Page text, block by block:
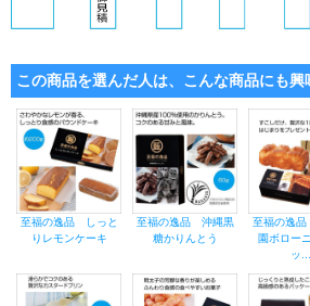
この商品を選んだ人は、こんな商品にも興
至福の逸品 しっと
りレモンケーキ
至福の逸品 沖縄黒
糖かりんとう
至福の逸
園ボロー
ッ...